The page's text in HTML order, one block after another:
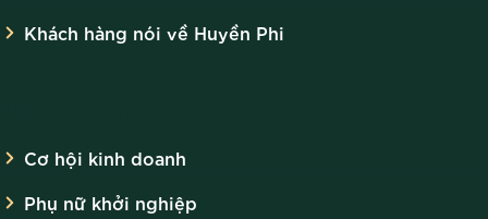
Khách hàng nói về Huyền Phi
Cơ hội kinh doanh
Phụ nữ khởi nghiệp